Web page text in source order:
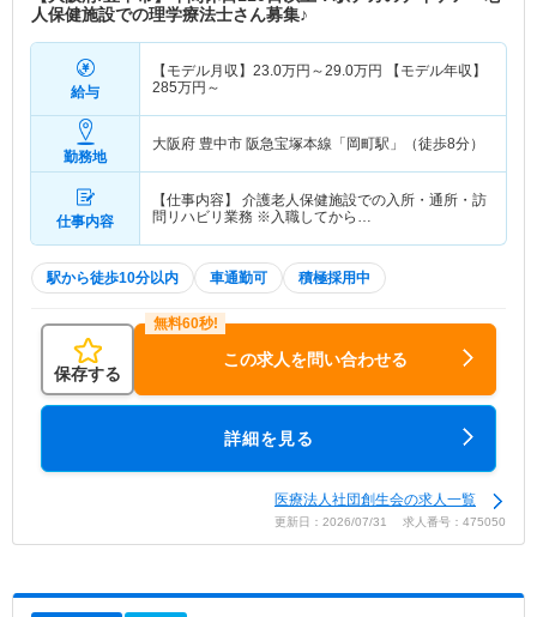
人保健施設での理学療法士さん募集♪
給与
【モデル月収】 23.0万円～29.0万円
【モデル年収】
285万円～
勤務地
大阪府 豊中市 阪急宝塚本線「岡町駅」（徒歩8分）
仕事内容
【仕事内容】 介護老人保健施設での入所・通所・訪
問リハビリ業務 ※入職してから…
駅から徒歩10分以内 車通勤可 積極採用中
保存する
この求人を問い合わせる
詳細を見る
医療法人社団創生会の求人一覧
更新日：2026/07/31 求人番号：475050